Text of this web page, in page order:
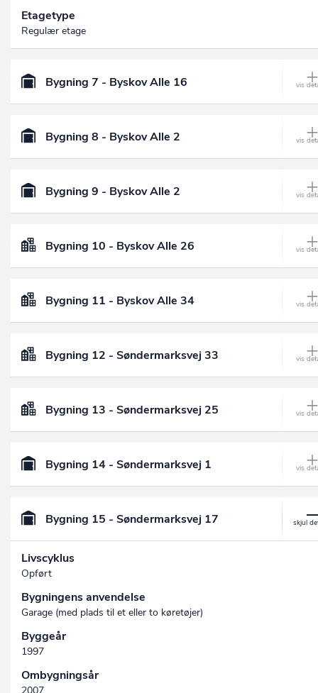
Etagetype
Regulær etage
Bygning 7 - Byskov Alle 16
Bygning 8 - Byskov Alle 2
Bygning 9 - Byskov Alle 2
Bygning 10 - Byskov Alle 26
Bygning 11 - Byskov Alle 34
Bygning 12 - Søndermarksvej 33
Bygning 13 - Søndermarksvej 25
Bygning 14 - Søndermarksvej 1
Bygning 15 - Søndermarksvej 17
Livscyklus
Opført
Bygningens anvendelse
Garage (med plads til et eller to køretøjer)
Byggeår
1997
Ombygningsår